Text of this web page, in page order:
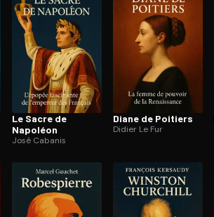
Le Sacre de
Napoléon
José Cabanis
Diane de Poitiers
Didier Le Fur